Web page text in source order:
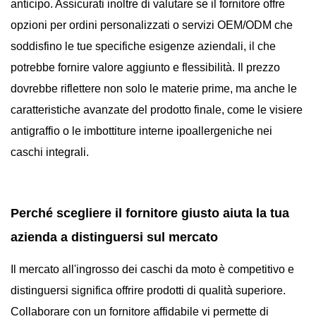
anticipo. Assicurati inoltre di valutare se il fornitore offre
opzioni per ordini personalizzati o servizi OEM/ODM che
soddisfino le tue specifiche esigenze aziendali, il che
potrebbe fornire valore aggiunto e flessibilità. Il prezzo
dovrebbe riflettere non solo le materie prime, ma anche le
caratteristiche avanzate del prodotto finale, come le visiere
antigraffio o le imbottiture interne ipoallergeniche nei
caschi integrali.
Perché scegliere il fornitore giusto aiuta la tua
azienda a distinguersi sul mercato
Il mercato all'ingrosso dei caschi da moto è competitivo e
distinguersi significa offrire prodotti di qualità superiore.
Collaborare con un fornitore affidabile vi permette di